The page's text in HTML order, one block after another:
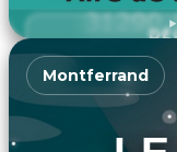
Montferrand